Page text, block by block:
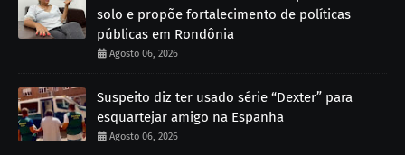
solo e propõe fortalecimento de políticas
públicas em Rondônia
Agosto 06, 2026
Suspeito diz ter usado série “Dexter” para
esquartejar amigo na Espanha
Agosto 06, 2026